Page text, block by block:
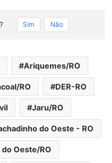
Sim Não
Ariquemes/RO
RO DER-RO
Jaru/RO
do Oeste - RO
Oeste/RO